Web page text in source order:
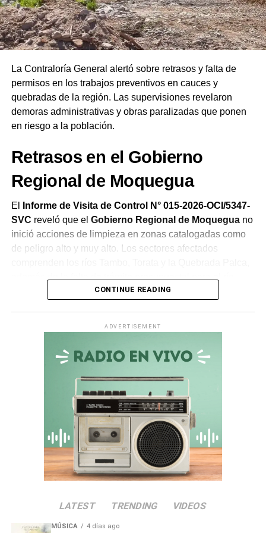
las autoridades salientes y entrantes. Finalmente,
remarcó que las Asambleas de Dios del Perú celebran su
19.ª Confraternidad Regional en Ilo reafirmando el
compromiso de la iglesia de orar constantemente por el
bienestar del país.
La Contraloría General alertó sobre retrasos y falta de
permisos en los trabajos preventivos en cauces y
quebradas de la región. Las supervisiones revelaron
demoras administrativas y obras paralizadas que ponen
en riesgo a la población.
Retrasos en el Gobierno
Regional de Moquegua
El
Informe de Visita de Control N° 015-2026-OCI/5347-
SVC reveló que el Gobierno Regional de Moqueguano
inició acciones de limpieza en zonas catalogadas como
de peligro alto y muy alto. Los sectores afectados
descolmatación adjudicado porS/ 70 000quedó
la nulidad del servicio debido a incompatibilidades en los
términos de referencia, dejando vulnerable a la zona.
Irregularidades en la
Municipalidad Distrital de San
Antonio
Informe de Visita de Control N° 017-2026-OCI/0446-
no aprobó el presupuesto para las
intervenciones en los sectores de Chamos del Pino y La
CONTINUE READING
ADVERTISEMENT
LATEST TRENDING VIDEOS
MÚSICA 4 días ago